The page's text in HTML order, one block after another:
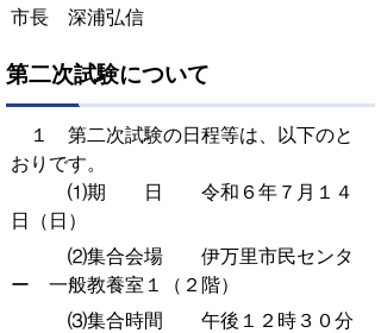
市長 深浦弘信
第二次試験について
１ 第二次試験の日程等は、以下のと
おりです。
⑴期 日 令和６年７月１４
日（日）
⑵集合会場 伊万里市民センタ
ー 一般教養室１（２階）
⑶集合時間 午後１２時３０分